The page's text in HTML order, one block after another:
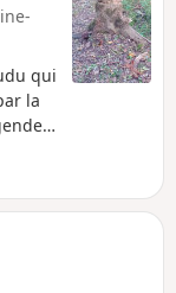
qui
la